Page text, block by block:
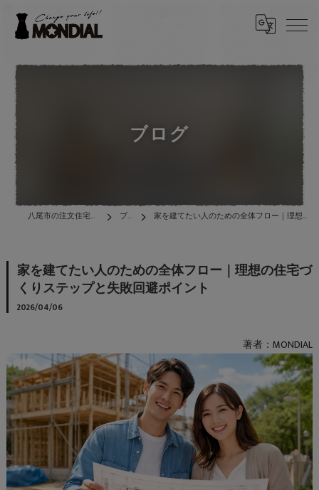
ブログ
八尾市の注文住宅は株式会社MONDIAL ブログ 家を建てたい人のための全体フロー｜理想の住宅づくりステップと失敗回避ポイント
家を建てたい人のための全体フロー｜理想の住宅づ
くりステップと失敗回避ポイント
2026/04/06
著者：MONDIAL